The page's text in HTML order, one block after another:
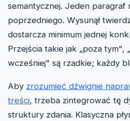
semantycznej. Jeden paragraf
poprzedniego. Wysunął
dostarcza minimum jednej
Przejścia takie jak „poza tym",
wcześniej" są rzadkie; każdy
Aby zrozumieć dźwignie
treści, trzeba zintegrować tę
struktury zdania. Klasyczna